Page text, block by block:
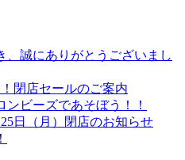
、誠にありがとうございまし
閉店セールのご案内
ンビーズであそぼう！！
日（月）閉店のお知らせ